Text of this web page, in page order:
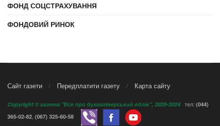
ФОНД СОЦСТРАХУВАННЯ
ФОНДОВИЙ РИНОК
Сайт газети Передплатити газету Карта сайту
Copyright © газета "Все про бухгалтерський облік", 2020-2024 тел: (044)
365-02-82 (067) 325-60-58